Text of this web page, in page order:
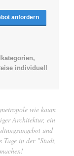
anfordern
individuell
wie kaum
Architektur, ein
und
Tage in der "Stadt,